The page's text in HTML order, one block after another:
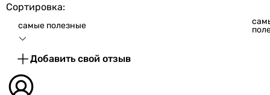
Сортировка:
самые полезные
Добавить свой отзыв